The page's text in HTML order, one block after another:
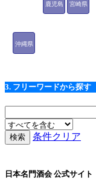
宮崎県
鹿児島
沖縄県
3. フリーワードから探す
条件クリア
日本名門酒会 公式サイト